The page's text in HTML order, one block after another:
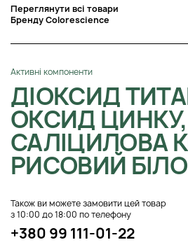
Переглянути всі товари
Бренду Colorescience
Активні компоненти
ДІОКСИД
ОКСИД ЦИНКУ,
САЛІЦИЛОВА
РИСОВИЙ
Також ви можете замовити цей товар
з 10:00 до 18:00 по телефону
+380 99 111-01-22